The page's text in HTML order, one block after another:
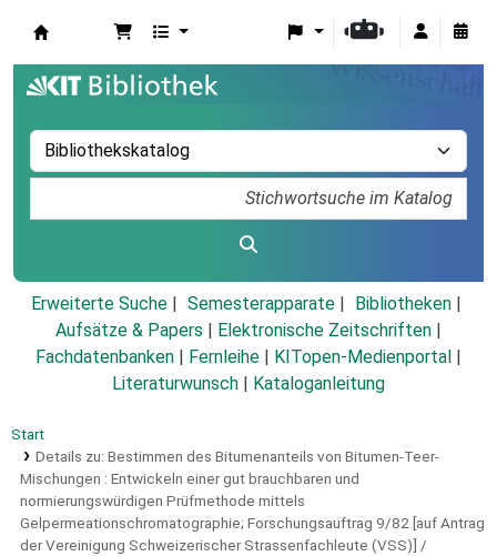
Erweiterte Suche Semesterapparate
Bibliotheken
Aufsätze & Papers
Elektronische Zeitschriften
Fachdatenbanken
Fernleihe KITopen-Medienportal
Literaturwunsch
Kataloganleitung
Start
Details zu: Bestimmen des Bitumenanteils von Bitumen-Teer-
Mischungen : Entwickeln einer gut brauchbaren und
normierungswürdigen Prüfmethode mittels
Gelpermeationschromatographie; Forschungsauftrag 9/82 [auf Antrag
der Vereinigung Schweizerischer Strassenfachleute (VSS)] /